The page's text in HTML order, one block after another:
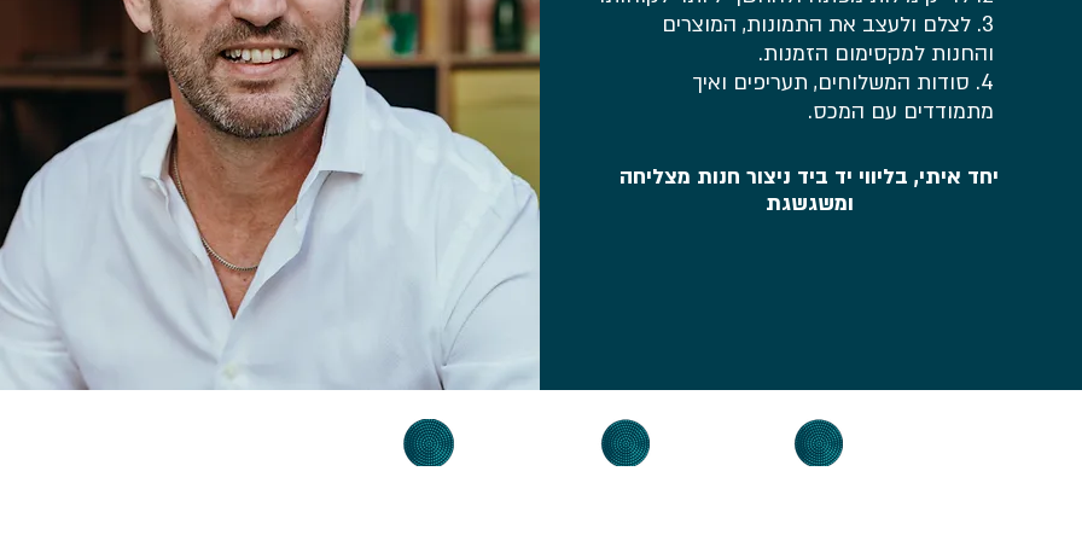
3. לצלם ולעצב את התמונות, המוצרים
והחנות למקסימום הזמנות.
4. סודות המשלוחים, תעריפים ואיך
מתמודדים עם המכס.
יחד איתי, בליווי יד ביד ניצור חנות מצליחה
ומשגשגת